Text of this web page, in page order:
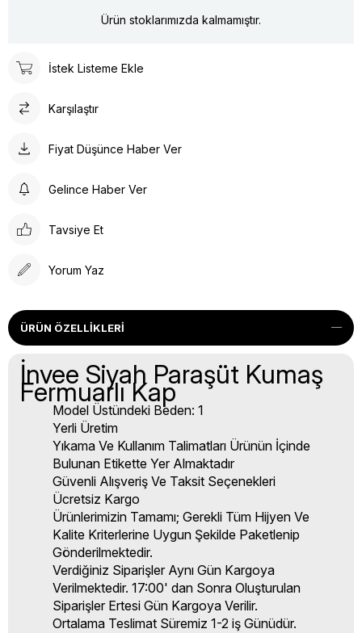
Ürün stoklarımızda kalmamıştır.
İstek Listeme Ekle
Karşılaştır
Fiyat Düşünce Haber Ver
Gelince Haber Ver
Tavsiye Et
Yorum Yaz
ÜRÜN ÖZELLIKLERI
İnvee Siyah Paraşüt Kumaş
Fermuarlı Kap
Model Üstündeki Beden: 1
Yerli Üretim
Yıkama Ve Kullanım Talimatları Ürünün İçinde
Bulunan Etikette Yer Almaktadır
Güvenli Alışveriş Ve Taksit Seçenekleri
Ücretsiz Kargo
Ürünlerimizin Tamamı; Gerekli Tüm Hijyen Ve
Kalite Kriterlerine Uygun Şekilde Paketlenip
Gönderilmektedir.
Verdiğiniz Siparişler Aynı Gün Kargoya
Verilmektedir. 17:00' dan Sonra Oluşturulan
Siparişler Ertesi Gün Kargoya Verilir.
Ortalama Teslimat Süremiz 1-2 iş Günüdür.